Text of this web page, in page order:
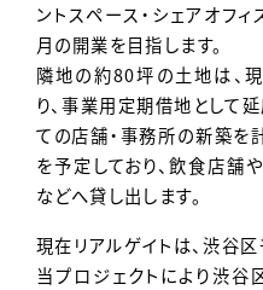
ントスペース・シェアオフ
月の開業を目指します。
隣地の約80坪の土地は、
り、事業用定期借地として
ての店舗・事務所の新築を
を予定しており、飲食店舗
などへ貸し出します。
現在リアルゲイトは、渋谷
当プロジェクトにより渋谷